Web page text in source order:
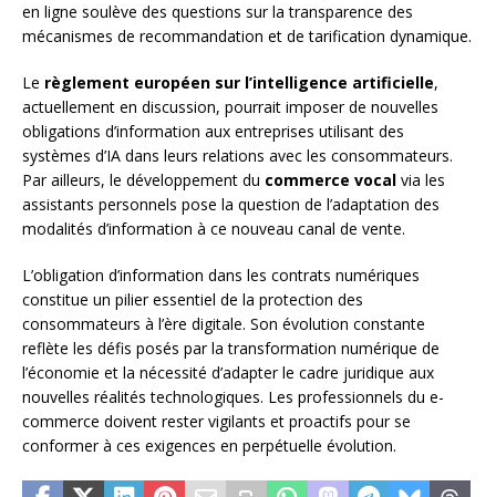
en ligne soulève des questions sur la transparence des
mécanismes de recommandation et de tarification dynamique.
Le règlement européen sur l’intelligence artificielle,
actuellement en discussion, pourrait imposer de nouvelles
obligations d’information aux entreprises utilisant des
systèmes d’IA dans leurs relations avec les consommateurs.
Par ailleurs, le développement du commerce vocal via les
assistants personnels pose la question de l’adaptation des
modalités d’information à ce nouveau canal de vente.
L’obligation d’information dans les contrats numériques
constitue un pilier essentiel de la protection des
consommateurs à l’ère digitale. Son évolution constante
reflète les défis posés par la transformation numérique de
l’économie et la nécessité d’adapter le cadre juridique aux
nouvelles réalités technologiques. Les professionnels du e-
commerce doivent rester vigilants et proactifs pour se
conformer à ces exigences en perpétuelle évolution.